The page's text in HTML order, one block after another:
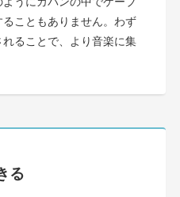
こともありません。わず
ることで、より音楽に集
る